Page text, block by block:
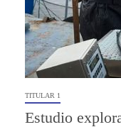
TITULAR 1
Estudio